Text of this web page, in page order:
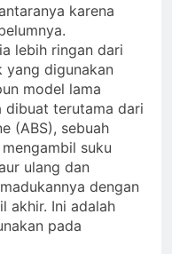
karena
lebih ringan dari
digunakan
model lama
dibuat terutama dari
(ABS), sebuah
suku
ulang dan
dengan
akhir. Ini adalah
pada